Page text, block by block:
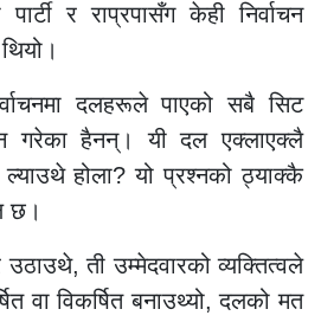
र राप्रपासँग केही निर्वाचन
दलहरूले पाएको सबै सिट
गरेका हैनन्। यी दल एक्लाएक्लै
होला? यो प्रश्नको ठ्याक्कै
छ।
ती उम्मेदवारको व्यक्तित्वले
वा विकर्षित बनाउथ्यो, दलको मत